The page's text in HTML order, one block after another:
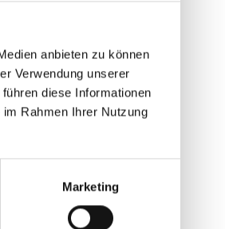
anbieten zu können
Verwendung unserer
diese Informationen
Rahmen Ihrer Nutzung
Marketing